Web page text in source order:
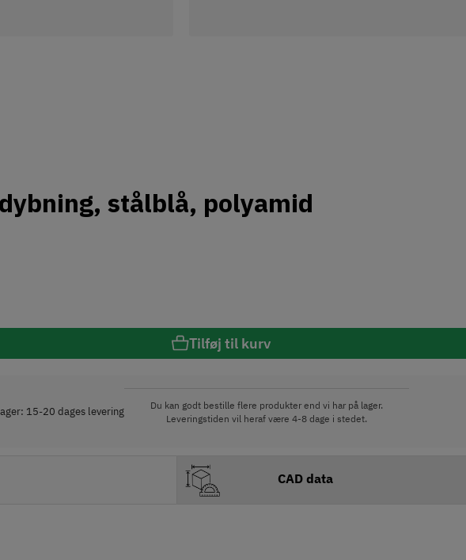
stålblå, polyamid
Tilføj til kurv
15-20 dages levering
Du kan godt bestille flere produkter end vi har på lager.
Leveringstiden vil heraf være 4-8 dage i stedet.
CAD data